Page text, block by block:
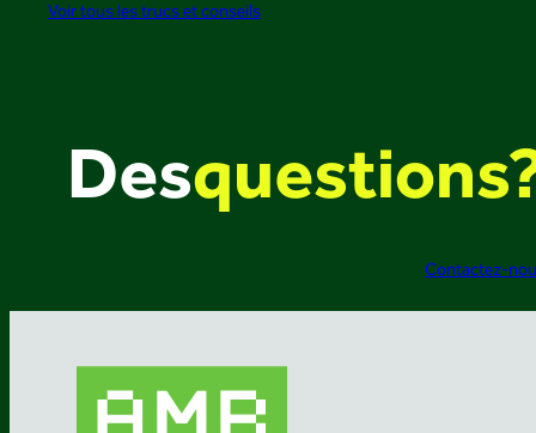
Voir tous les trucs et conseils
Des
Contactez-